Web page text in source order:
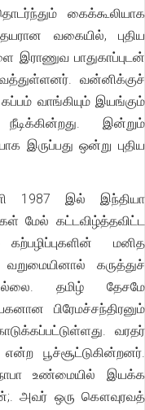
கைக்கூலியாக
வகையில், புதிய
பாதுகாப்புடன்
வன்னிக்குச்
வாங்கியும் இயங்கும்
நீடிக்கின்றது. இன்றும்
இருப்பது ஒன்று புதிய
1987 இல் இந்தியா
மேல் கட்டவிழ்த்தவிட்ட
மனித
கருத்துச்
தமிழ் தேசமே
பிரேமச்சந்திரனும்
வரதர்
பூச்சூட்டுகின்றனர்.
உண்மையில் இயக்க
அவர் ஒரு கௌவுரவத்